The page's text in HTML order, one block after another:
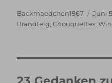
Autor
Backmaedchen1967
am
Juni
Brandteig,Chouquettes,